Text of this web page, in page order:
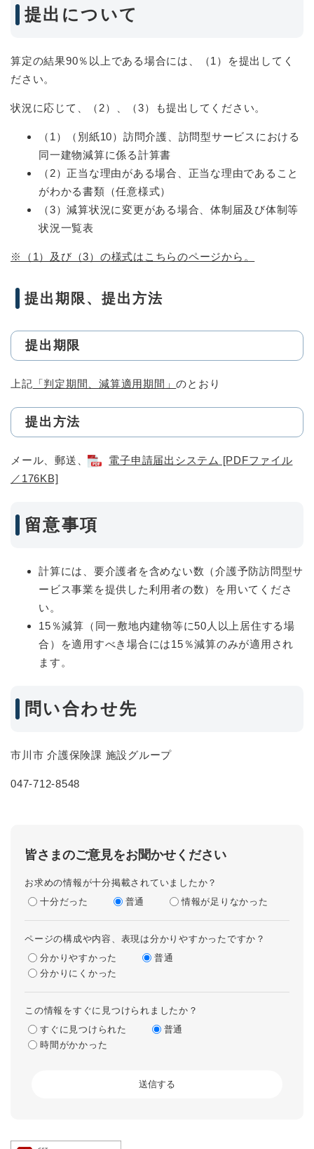
提出について
算定の結果90％以上である場合には、（1）を提出してく
ださい。
状況に応じて、（2）、（3）も提出してください。
（1）（別紙10）訪問介護、訪問型サービスにおける
同一建物減算に係る計算書
（2）正当な理由がある場合、正当な理由であること
がわかる書類（任意様式）
（3）減算状況に変更がある場合、体制届及び体制等
状況一覧表
※（1）及び（3）の様式はこちらのページから。
提出期限、提出方法
提出期限
上記 「判定期間、減算適用期間」のとおり
提出方法
メール、郵送、
電子申請届出システム [PDFファイル
／176KB]
留意事項
計算には、要介護者を含めない数（介護予防訪問型サ
ービス事業を提供した利用者の数）を用いてくださ
い。
15％減算（同一敷地内建物等に50人以上居住する場
合）を適用すべき場合には15％減算のみが適用され
ます。
問い合わせ先
市川市 介護保険課 施設グループ
047-712-8548
皆さまのご意見をお聞かせください
お求めの情報が十分掲載されていましたか？
十分だった
普通 情報が足りなかった
ページの構成や内容、表現は分かりやすかったですか？
分かりやすかった
普通
分かりにくかった
この情報をすぐに見つけられましたか？
すぐに見つけられた
普通
時間がかかった